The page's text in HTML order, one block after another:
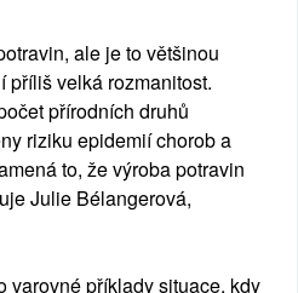
ale je to většinou
příliš velká rozmanitost.
přírodních druhů
riziku epidemií chorob a
to, že výroba potravin
Julie Bélangerová,
varovné příklady situace, kdy